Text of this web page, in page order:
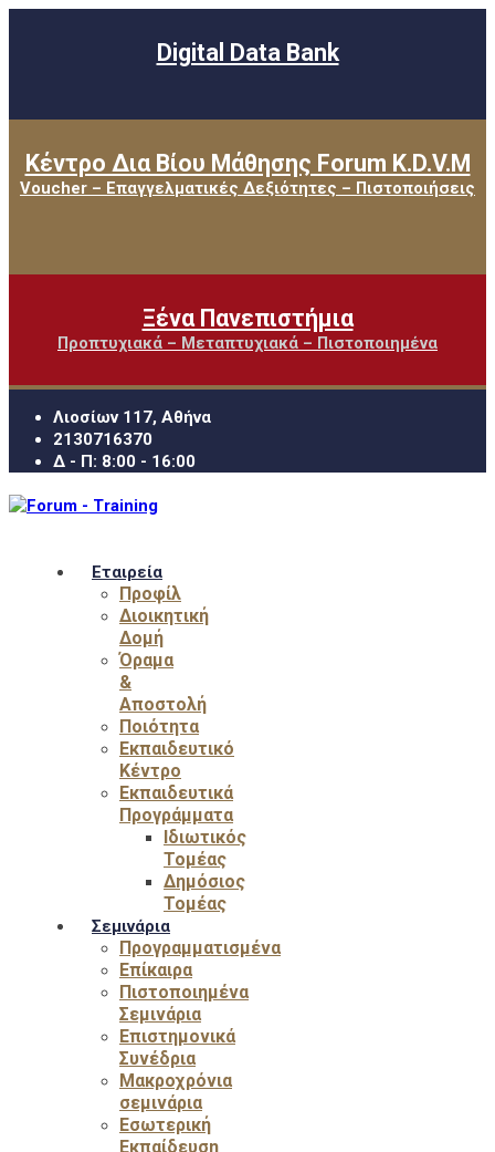
Digital Data Bank
Κέντρο Δια Βίου Μάθησης Forum K.D.V.M
Voucher – Επαγγελματικές Δεξιότητες – Πιστοποιήσεις
Ξένα Πανεπιστήμια
Προπτυχιακά – Μεταπτυχιακά – Πιστοποιημένα
Λιοσίων 117, Αθήνα
2130716370
Δ - Π: 8:00 - 16:00
Εταιρεία
Προφίλ
Διοικητική
Δομή
Όραμα
&
Αποστολή
Ποιότητα
Εκπαιδευτικό
Κέντρο
Εκπαιδευτικά
Προγράμματα
Ιδιωτικός
Τομέας
Δημόσιος
Τομέας
Σεμινάρια
Προγραμματισμένα
Επίκαιρα
Πιστοποιημένα
Σεμινάρια
Επιστημονικά
Συνέδρια
Μακροχρόνια
σεμινάρια
Εσωτερική
Εκπαίδευση